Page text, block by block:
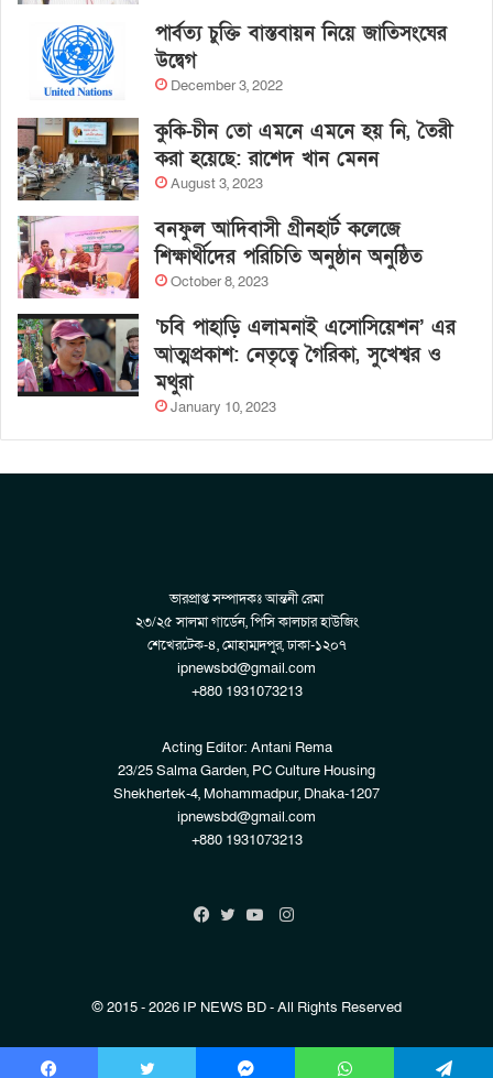
পার্বত্য চুক্তি বাস্তবায়ন নিয়ে জাতিসংঘের
উদ্বেগ
December 3, 2022
কুকি-চীন তো এমনে এমনে হয় নি, তৈরী
করা হয়েছে: রাশেদ খান মেনন
August 3, 2023
বনফুল আদিবাসী গ্রীনহার্ট কলেজে
শিক্ষার্থীদের পরিচিতি অনুষ্ঠান অনুষ্ঠিত
October 8, 2023
‘চবি পাহাড়ি এলামনাই এসোসিয়েশন’ এর
আত্মপ্রকাশ: নেতৃত্বে গৈরিকা, সুখেশ্বর ও
মথুরা
January 10, 2023
ভারপ্রাপ্ত সম্পাদকঃ আন্তনী রেমা
২৩/২৫ সালমা গার্ডেন, পিসি কালচার হাউজিং
শেখেরটেক-৪, মোহাম্মদপুর, ঢাকা-১২০৭
ipnewsbd@gmail.com
+880 1931073213
Acting Editor: Antani Rema
23/25 Salma Garden, PC Culture Housing
Shekhertek-4, Mohammadpur, Dhaka-1207
ipnewsbd@gmail.com
+880 1931073213
Instagram
© 2015 - 2026 IP NEWS BD - All Rights Reserved